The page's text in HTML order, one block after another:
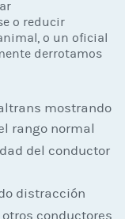
o reducir
o un oficial
derrotamos
mostrando
rango normal
del conductor
distracción
conductores